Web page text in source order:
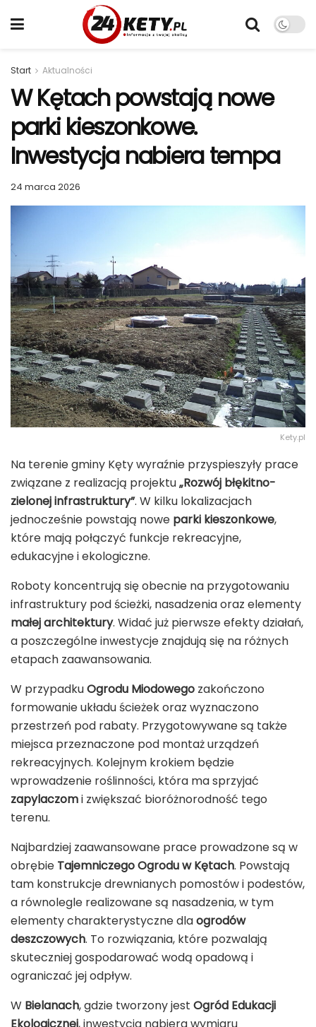
Start Aktualności
W Kętach powstają nowe
parki kieszonkowe.
Inwestycja nabiera tempa
24 marca 2026
Kety.pl
Na terenie gminy Kęty wyraźnie przyspieszyły prace
związane z realizacją projektu„Rozwój błękitno-
zielonej infrastruktury”. W kilku lokalizacjach
jednocześnie powstają nowe parki kieszonkowe,
które mają połączyć funkcje rekreacyjne,
edukacyjne i ekologiczne.
Roboty koncentrują się obecnie na przygotowaniu
infrastruktury pod ścieżki, nasadzenia oraz elementy
małej architektury. Widać już pierwsze efekty działań,
a poszczególne inwestycje znajdują się na różnych
etapach zaawansowania.
W przypadkuOgrodu Miodowego zakończono
formowanie układu ścieżek oraz wyznaczono
przestrzeń pod rabaty. Przygotowywane są także
miejsca przeznaczone pod montaż urządzeń
rekreacyjnych. Kolejnym krokiem będzie
wprowadzenie roślinności, która ma sprzyjać
zapylaczomi zwiększać bioróżnorodność tego
terenu.
Najbardziej zaawansowane prace prowadzone są w
obrębie Tajemniczego Ogrodu w Kętach. Powstają
tam konstrukcje drewnianych pomostów i podestów,
a równolegle realizowane są nasadzenia, w tym
elementy charakterystyczne dlaogrodów
deszczowych. To rozwiązania, które pozwalają
skuteczniej gospodarować wodą opadową i
ograniczać jej odpływ.
W Bielanach, gdzie tworzony jest Ogród Edukacji
Ekologicznej, inwestycja nabiera wymiaru